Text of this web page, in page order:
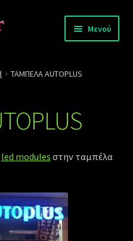
Μενού
ΤΑΜΠΕΛΑ AUTOPLUS
led modules στην ταμπέλα